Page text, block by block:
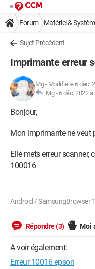
Forum Matériel &
Sujet Précédent
Imprimante erreur
Mg- Modifié le 6 déc.
Mg - 6 déc. 2022 à
Bonjour,
Mon imprimante ne veut
Elle mets erreur
100016
Android / SamsungBrowser
Répondre (3) Moi
A voir également:
Erreur 10016 epson